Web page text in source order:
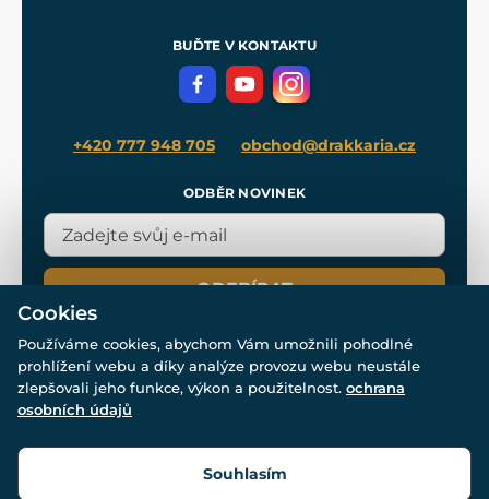
Meče pro Kingdom Come
BUĎTE V KONTAKTU
+420 777 948 705 obchod@drakkaria.cz
ODBĚR NOVINEK
ODEBÍRAT
© Všechna práva vyhrazena. www.drakkaria.cz 2007-2026.
Cookies
Používáme cookies, abychom Vám umožnili pohodlné
prohlížení webu a díky analýze provozu webu neustále
zlepšovali jeho funkce, výkon a použitelnost. ochrana
osobních údajů
Souhlasím